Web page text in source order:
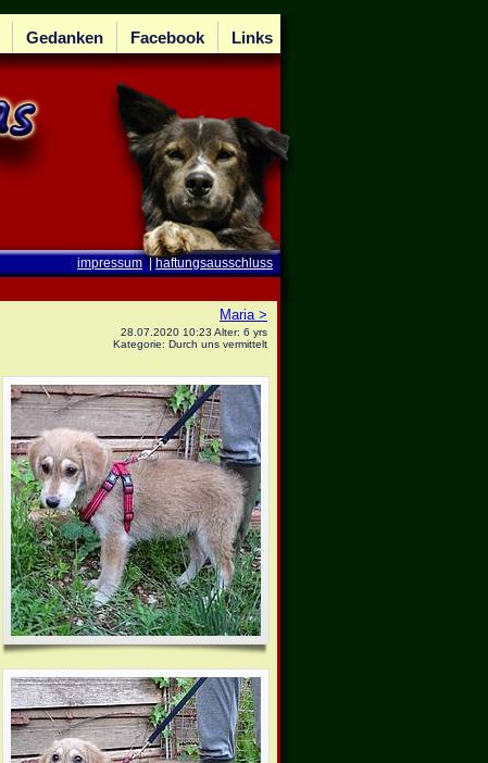
Gedanken Facebook Links
impressum|haftungsausschluss
Maria >
28.07.2020 10:23 Alter: 6 yrs
Kategorie: Durch uns vermittelt